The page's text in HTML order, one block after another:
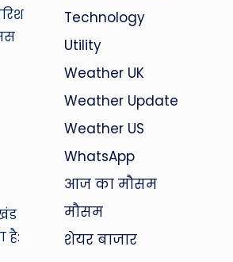
है:
Technology
Utility
Weather UK
Weather Update
Weather US
WhatsApp
आज का मौसम
मौसम
शेयर बाजार